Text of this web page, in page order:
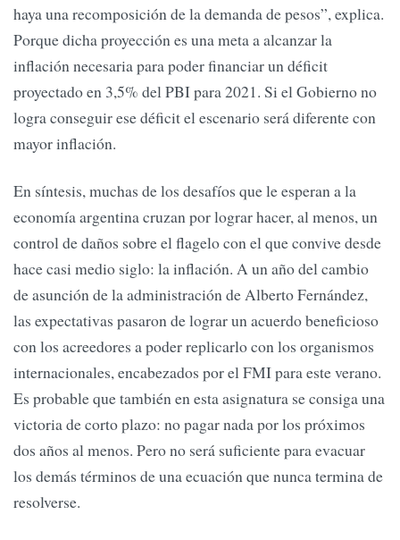
haya una recomposición de la demanda de pesos”, explica.
Porque dicha proyección es una meta a alcanzar la
inflación necesaria para poder financiar un déficit
proyectado en 3,5% del PBI para 2021. Si el Gobierno no
logra conseguir ese déficit el escenario será diferente con
mayor inflación.
En síntesis, muchas de los desafíos que le esperan a la
economía argentina cruzan por lograr hacer, al menos, un
control de daños sobre el flagelo con el que convive desde
hace casi medio siglo: la inflación. A un año del cambio
de asunción de la administración de Alberto Fernández,
las expectativas pasaron de lograr un acuerdo beneficioso
con los acreedores a poder replicarlo con los organismos
internacionales, encabezados por el FMI para este verano.
Es probable que también en esta asignatura se consiga una
victoria de corto plazo: no pagar nada por los próximos
dos años al menos. Pero no será suficiente para evacuar
los demás términos de una ecuación que nunca termina de
resolverse.